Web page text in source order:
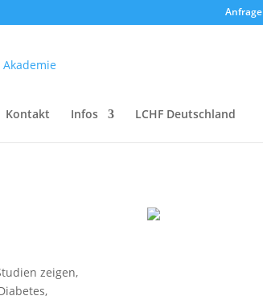
Anfrage
Kontakt Infos LCHF Deutschland
zeigen,